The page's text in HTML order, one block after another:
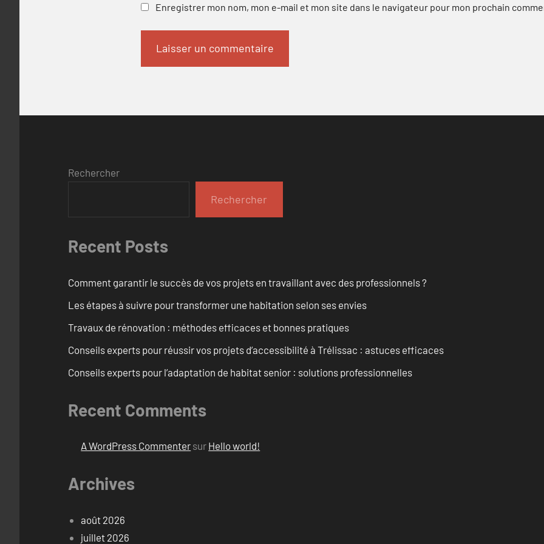
Enregistrer mon nom, mon e-mail et mon site dans le navigateur pour mon prochain
Rechercher
Rechercher
Recent Posts
Comment garantir le succès de vos projets en travaillant avec des professionnels ?
Les étapes à suivre pour transformer une habitation selon ses envies
Travaux de rénovation : méthodes efficaces et bonnes pratiques
Conseils experts pour réussir vos projets d’accessibilité à Trélissac : astuces efficaces
Conseils experts pour l’adaptation de habitat senior : solutions professionnelles
Recent Comments
A WordPress Commenter sur Hello world!
Archives
août 2026
juillet 2026